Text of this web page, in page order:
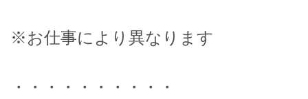
※お仕事により異なります
・・・・・・・・・・